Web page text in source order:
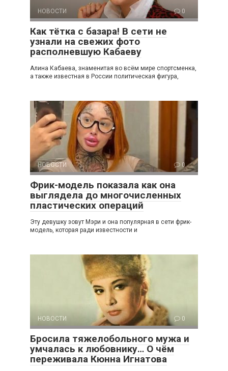
НОВОСТИ 0
Как тётка с базара! В сети не
узнали на свежих фото
располневшую Кабаеву
Алина Кабаева, знаменитая во всём мире спортсменка,
а также известная в России политическая фигура,
НОВОСТИ 0
Фрик-модель показала как она
выглядела до многочисленных
пластических операций
Эту девушку зовут Мэри и она популярная в сети фрик-
модель, которая ради известности и
НОВОСТИ 0
Бросила тяжелобольного мужа и
умчалась к любовнику… О чём
переживала Кюнна Игнатова